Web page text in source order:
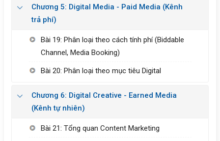
Chương 5: Digital Media - Paid Media (Kênh
trả phí)
Bài 19: Phân loại theo cách tính phí (Biddable
Channel, Media Booking)
Bài 20: Phân loại theo mục tiêu Digital
Chương 6: Digital Creative - Earned Media
(Kênh tự nhiên)
Bài 21: Tổng quan Content Marketing